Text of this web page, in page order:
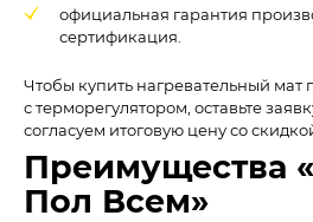
официальная гарантия
сертификация.
Чтобы купить нагревательный мат
с терморегулятором, оставьте
согласуем итоговую цену со
Преимущества
Пол Всем»